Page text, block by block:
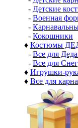
- Детские
- Военная
-
- Кокошники
♦ Костюмы
- Все для
- Все для
♦ Игрушки-
♦ Все для